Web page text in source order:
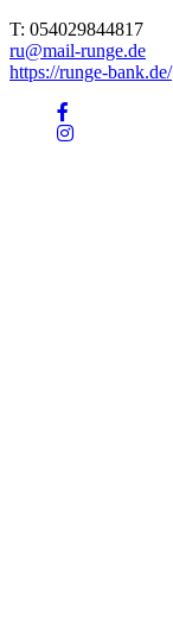
T: 054029844817
ru@mail-runge.de
https://runge-bank.de/